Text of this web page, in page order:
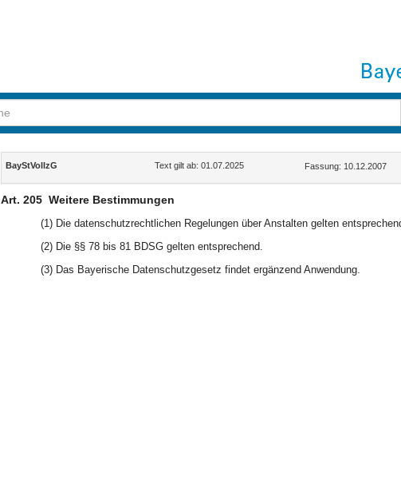
Inhalt
BayStVollzG Text gilt ab: 01.07.2025 Fassung: 10.12.2007
Art. 205 Weitere Bestimmungen
(1) Die datenschutzrechtlichen Regelungen über Anstalten gelten
(2) Die §§ 78 bis 81 BDSG gelten entsprechend.
(3) Das Bayerische Datenschutzgesetz findet ergänzend Anwendung.